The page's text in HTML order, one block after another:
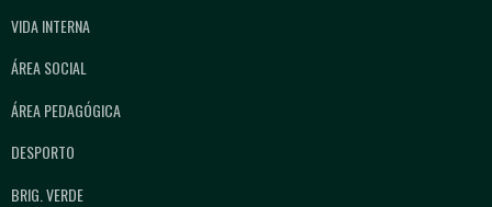
VIDA INTERNA
ÁREA SOCIAL
ÁREA PEDAGÓGICA
DESPORTO
BRIG. VERDE